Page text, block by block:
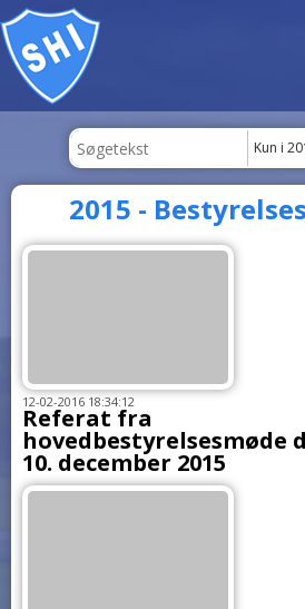
Kun i
2015 -
12-02-2016 18:34:12
Referat fra
hovedbestyrelsesmøde
10. december 2015